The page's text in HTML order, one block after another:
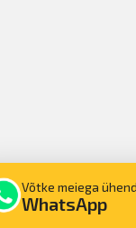
Võtke meiega
WhatsApp